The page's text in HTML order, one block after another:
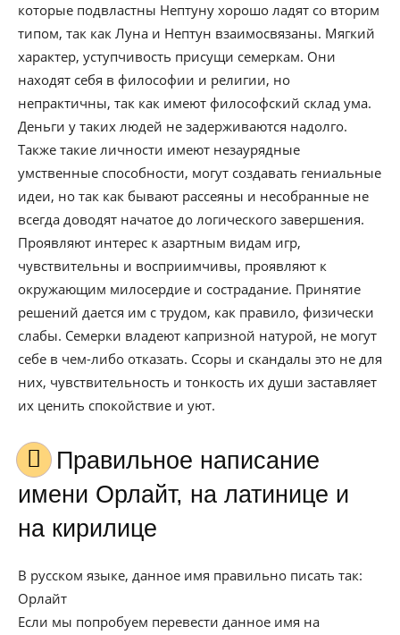
которые подвластны Нептуну хорошо ладят со вторим
типом, так как Луна и Нептун взаимосвязаны. Мягкий
характер, уступчивость присущи семеркам. Они
находят себя в философии и религии, но
непрактичны, так как имеют философский склад ума.
Деньги у таких людей не задерживаются надолго.
Также такие личности имеют незаурядные
умственные способности, могут создавать гениальные
идеи, но так как бывают рассеяны и несобранные не
всегда доводят начатое до логического завершения.
Проявляют интерес к азартным видам игр,
чувствительны и восприимчивы, проявляют к
окружающим милосердие и сострадание. Принятие
решений дается им с трудом, как правило, физически
слабы. Семерки владеют капризной натурой, не могут
себе в чем-либо отказать. Ссоры и скандалы это не для
них, чувствительность и тонкость их души заставляет
их ценить спокойствие и уют.
Правильное написание
имени Орлайт, на латинице и
на кирилице
В русском языке, данное имя правильно писать так:
Орлайт
Если мы попробуем перевести данное имя на